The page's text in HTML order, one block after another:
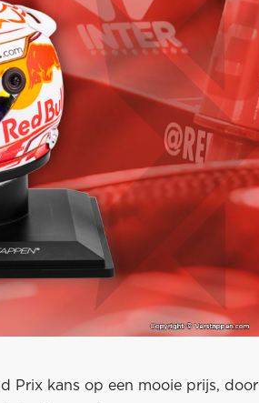
Prix kans op een mooie prijs, door